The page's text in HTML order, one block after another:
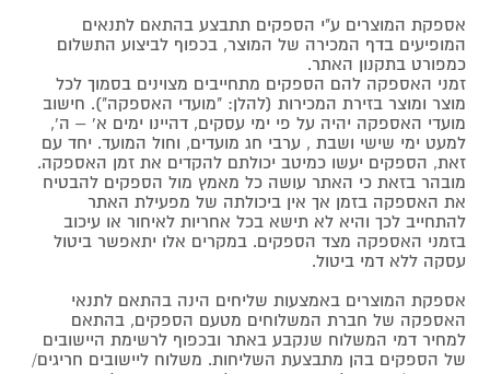
אספקת המוצרים ע"י הספקים תתבצע בהתאם לתנאים
המופיעים בדף המכירה של המוצר, בכפוף לביצוע התשלום
כמפורט בתקנון האתר.
זמני האספקה להם הספקים מתחייבים מצוינים בסמוך לכל
מוצר ומוצר בזירת המכירות (להלן: "מועדי האספקה"). חישוב
מועדי האספקה יהיה על פי ימי עסקים, דהיינו ימים א' – ה',
למעט ימי שישי ושבת , ערבי חג מועדים, וחול המועד. יחד עם
זאת, הספקים יעשו כמיטב יכולתם להקדים את זמן האספקה.
מובהר בזאת כי האתר עושה כל מאמץ מול הספקים להבטיח
את האספקה בזמן אך אין ביכולתה של מפעילת האתר
להתחייב לכך והיא לא תישא בכל אחריות לאיחור או עיכוב
בזמני האספקה מצד הספקים. במקרים אלו יתאפשר ביטול
עסקה ללא דמי ביטול.
אספקת המוצרים באמצעות שליחים הינה בהתאם לתנאי
האספקה של חברת המשלוחים מטעם הספקים, בהתאם
למחיר דמי המשלוח שנקבע באתר ובכפוף לרשימת היישובים
של הספקים בהן מתבצעת השליחות. משלוח ליישובים חריגים/